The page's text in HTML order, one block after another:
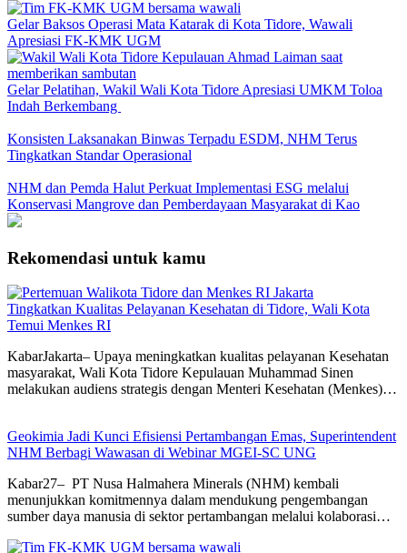
Gelar Baksos Operasi Mata Katarak di Kota Tidore, Wawali
Apresiasi FK-KMK UGM
Gelar Pelatihan, Wakil Wali Kota Tidore Apresiasi UMKM Toloa
Indah Berkembang
Konsisten Laksanakan Binwas Terpadu ESDM, NHM Terus
Tingkatkan Standar Operasional
NHM dan Pemda Halut Perkuat Implementasi ESG melalui
Konservasi Mangrove dan Pemberdayaan Masyarakat di Kao
Rekomendasi untuk kamu
Tingkatkan Kualitas Pelayanan Kesehatan di Tidore, Wali Kota
Temui Menkes RI
KabarJakarta– Upaya meningkatkan kualitas pelayanan Kesehatan
masyarakat, Wali Kota Tidore Kepulauan Muhammad Sinen
melakukan audiens strategis dengan Menteri Kesehatan (Menkes)…
Geokimia Jadi Kunci Efisiensi Pertambangan Emas, Superintendent
NHM Berbagi Wawasan di Webinar MGEI-SC UNG
Kabar27– PT Nusa Halmahera Minerals (NHM) kembali
menunjukkan komitmennya dalam mendukung pengembangan
sumber daya manusia di sektor pertambangan melalui kolaborasi…